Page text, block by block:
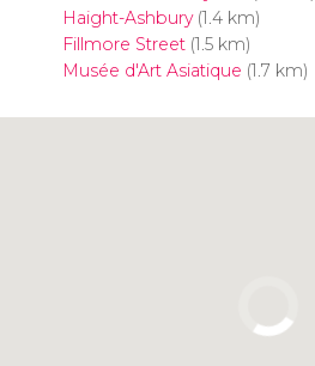
Haight-Ashbury(1.4 km)
Fillmore Street(1.5 km)
Musée d'Art Asiatique (1.7 km)